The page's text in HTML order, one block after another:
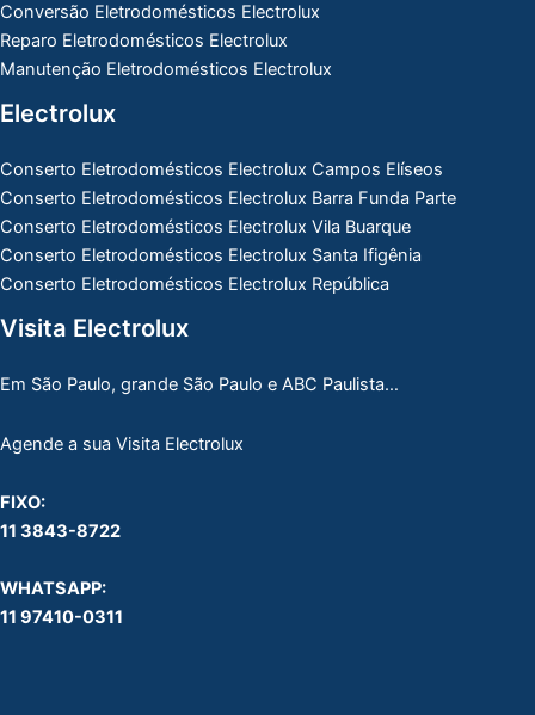
Conversão Eletrodomésticos Electrolux
Reparo Eletrodomésticos Electrolux
Manutenção Eletrodomésticos Electrolux
Electrolux
Conserto Eletrodomésticos Electrolux Campos Elíseos
Conserto Eletrodomésticos Electrolux Barra Funda Parte
Conserto Eletrodomésticos Electrolux Vila Buarque
Conserto Eletrodomésticos Electrolux Santa Ifigênia
Conserto Eletrodomésticos Electrolux República
Visita Electrolux
Em São Paulo, grande São Paulo e ABC Paulista…
Agende a sua Visita Electrolux
FIXO:
11 3843-8722
WHATSAPP:
11 97410-0311